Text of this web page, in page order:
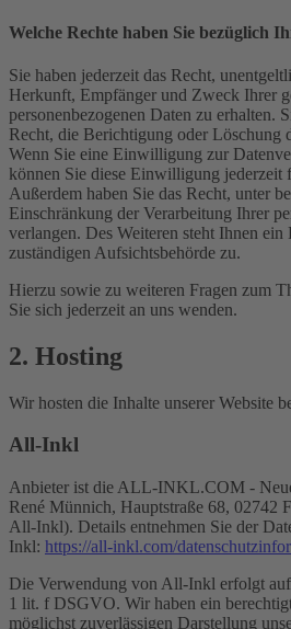
Welche Rechte haben Sie bezüglich
Sie haben jederzeit das Recht,
Herkunft, Empfänger und Zweck Ihrer
personenbezogenen Daten zu erhalten.
Recht, die Berichtigung oder Löschung
Wenn Sie eine Einwilligung zur
können Sie diese Einwilligung
Außerdem haben Sie das Recht, unter
Einschränkung der Verarbeitung Ihrer
verlangen. Des Weiteren steht Ihnen ein
zuständigen Aufsichtsbehörde zu.
Hierzu sowie zu weiteren Fragen zum
Sie sich jederzeit an uns wenden.
2. Hosting
Wir hosten die Inhalte unserer Website
All-Inkl
Anbieter ist die ALL-INKL.COM -
René Münnich, Hauptstraße 68, 02742
All-Inkl). Details entnehmen Sie der
Inkl: https://all-inkl.com/
Die Verwendung von All-Inkl erfolgt
1 lit. f DSGVO. Wir haben ein
möglichst zuverlässigen Darstellung